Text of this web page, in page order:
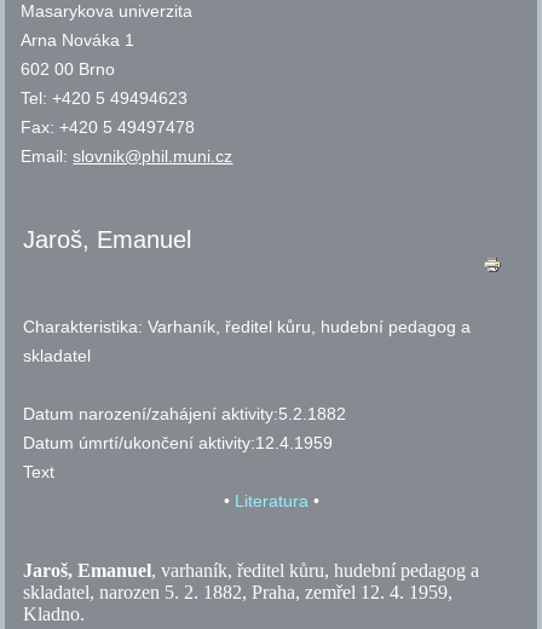
Masarykova univerzita
Arna Nováka 1
602 00 Brno
Tel: +420 5 49494623
Fax: +420 5 49497478
Email:slovnik@phil.muni.cz
Jaroš, Emanuel
Charakteristika:Varhaník, ředitel kůru, hudební pedagog a
skladatel
Datum narození/zahájení aktivity:5.2.1882
Datum úmrtí/ukončení aktivity:12.4.1959
Text
• Literatura•
Jaroš, Emanuel, varhaník, ředitel kůru, hudební pedagog a
skladatel, narozen 5. 2. 1882, Praha, zemřel 12. 4. 1959,
Kladno.